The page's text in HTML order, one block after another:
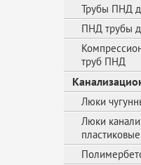
Трубы ПНД
ПНД трубы
труб ПНД
Люки
Люки
пластиковые